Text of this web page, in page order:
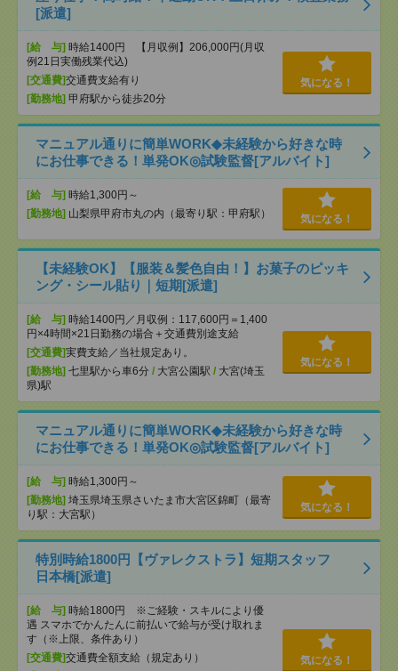
[派遣]
[給 与] 時給1400円 【月収例】206,000円(月収
例21日実働残業代込)
[交通費]交通費支給有り
[勤務地] 甲府駅から徒歩20分
気になる！
マニュアル通りに簡単WORK◆未経験から好きな時
にお仕事できる！単発OK◎試験監督[アルバイト]
[給 与] 時給1,300円～
[勤務地] 山梨県甲府市丸の内（最寄り駅：甲府駅） 気になる！
【未経験OK】【服装＆髪色自由！】お菓子のピッキ
ング・シール貼り｜短期[派遣]
[給 与] 時給1400円／月収例：117,600円＝1,400
円×4時間×21日勤務の場合＋交通費別途支給
[交通費]実費支給／当社規定あり。
[勤務地] 七里駅から車6分 / 大宮公園駅 / 大宮(埼玉
県)駅
気になる！
マニュアル通りに簡単WORK◆未経験から好きな時
にお仕事できる！単発OK◎試験監督[アルバイト]
[給 与] 時給1,300円～
[勤務地] 埼玉県埼玉県さいたま市大宮区錦町（最寄
り駅：大宮駅）
気になる！
特別時給1800円【ヴァレクストラ】短期スタッフ
日本橋[派遣]
[給 与] 時給1800円 ※ご経験・スキルにより優
遇 スマホでかんたんに前払いで給与が受け取れま
す（※上限、条件あり）
[交通費]交通費全額支給（規定あり）
気になる！